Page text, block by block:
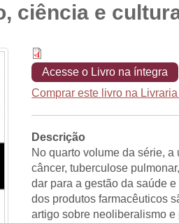
ciência e
Acesse o Livro na íntegra
Comprar este livro na Livraria
Descrição
No quarto volume da série,
câncer, tuberculose
dar para a gestão da saúde
dos produtos farmacêuticos
artigo sobre neoliberalismo